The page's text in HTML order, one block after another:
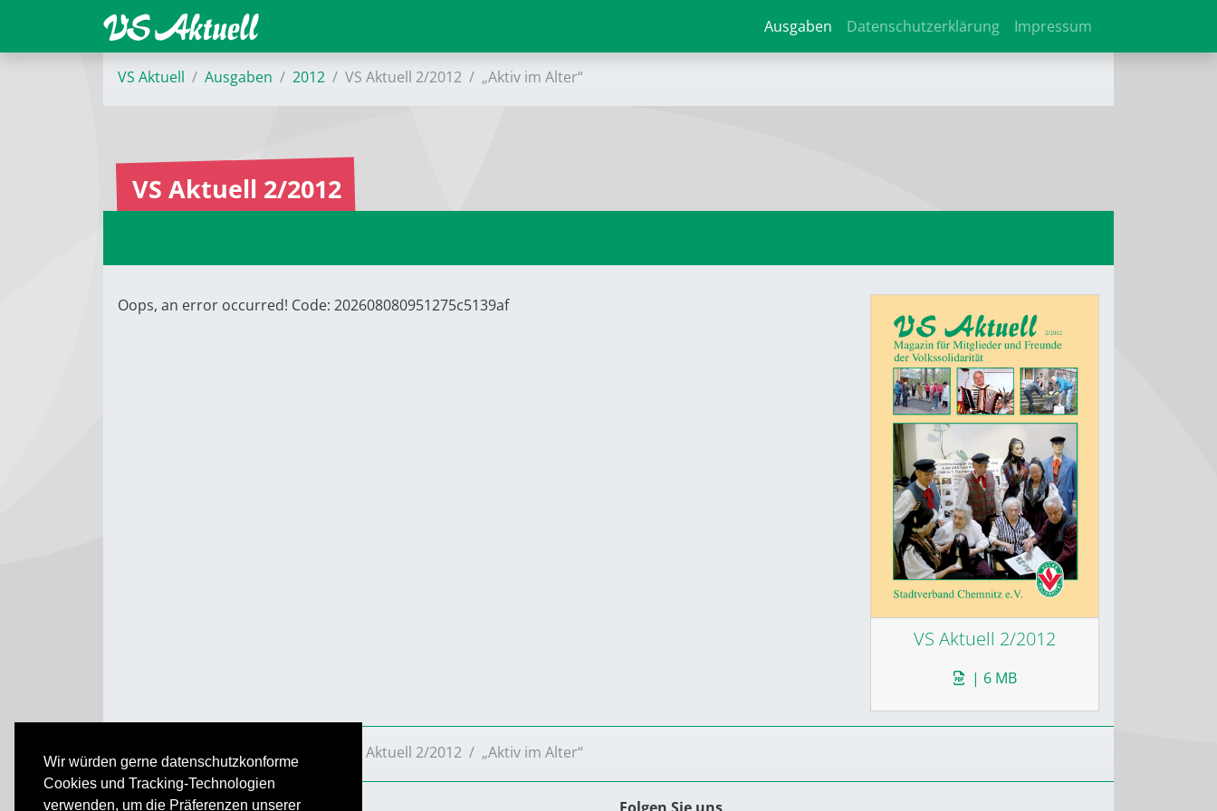
Wir würden gerne datenschutzkonforme
Cookies und Tracking-Technologien
verwenden, um die Präferenzen unserer
Ausgaben Datenschutzerklärung Impressum
VS Aktuell Ausgaben 2012 VS Aktuell 2/2012 „Aktiv im Alter“
VS Aktuell 2/2012
VS Aktuell 2/2012
| 6 MB
Oops, an error occurred! Code: 202608080951275c5139af
VS Aktuell Ausgaben VS Aktuell 2/2012 „Aktiv im Alter“